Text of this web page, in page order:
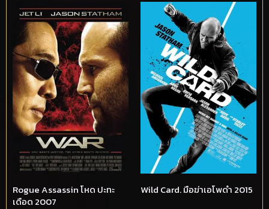
Rogue Assassin โหด ปะทะ
เดือด 2007
Wild Card. มือฆ่าเอโพดำ 2015